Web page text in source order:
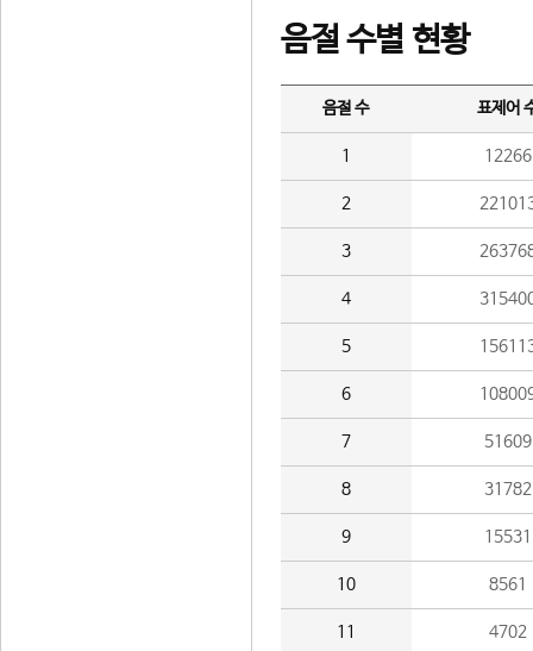
음절 수별 현황
음절 수 표제어
1 12266
2
3
4
5
6
7 51609
8 31782
9 15531
10 8561
11 4702